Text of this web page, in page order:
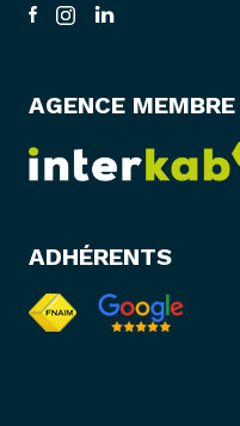
AGENCE MEMBRE
ADHÉRENTS